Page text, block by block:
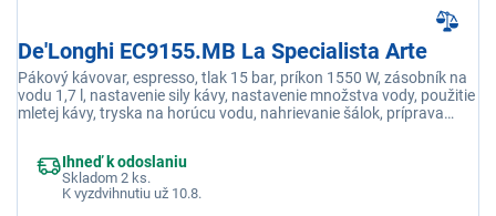
De'Longhi EC9155.MB La Specialista Arte
Pákový kávovar, espresso, tlak 15 bar, príkon 1550 W, zásobník na
vodu 1,7 l, nastavenie sily kávy, nastavenie množstva vody, použitie
mletej kávy, tryska na horúcu vodu, nahrievanie šálok, príprava
Ihneď k odoslaniu
Skladom 2 ks.
K vyzdvihnutiu už 10.8.